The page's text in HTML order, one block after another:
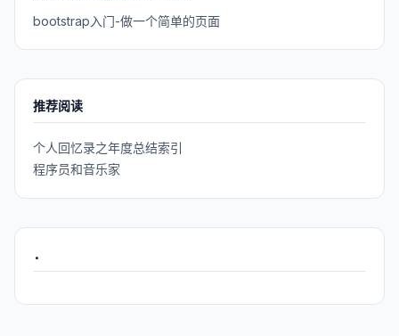
bootstrap入门-做一个简单的页面
推荐阅读
个人回忆录之年度总结索引
程序员和音乐家
.